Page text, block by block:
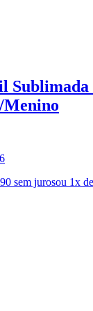
Sublimada
Menino
sem jurosou 1x de